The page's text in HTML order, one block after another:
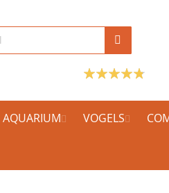
AQUARIUM VOGELS